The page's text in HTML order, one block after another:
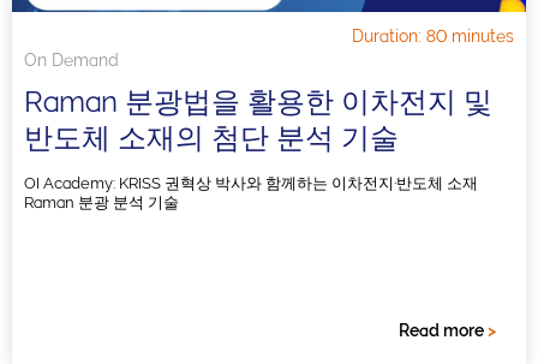
On Demand
Duration: 80 minutes
Raman 분광법을 활용한 이차전지 및
반도체 소재의 첨단 분석 기술
OI Academy: KRISS 권혁상 박사와 함께하는 이차전지·반도체 소재
Raman 분광 분석 기술
Read more>